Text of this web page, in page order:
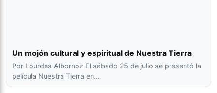
Un mojón cultural y espiritual de Nuestra Tierra
Por Lourdes Albornoz El sábado 25 de julio se presentó la
película Nuestra Tierra en…